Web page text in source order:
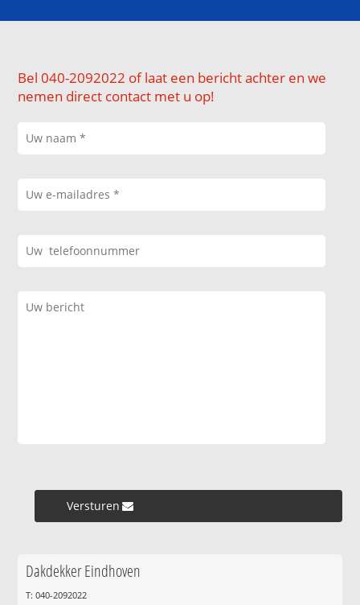
Bel 040-2092022 of laat een bericht achter en we
nemen direct contact met u op!
Versturen »
Dakdekker Eindhoven
T: 040-2092022